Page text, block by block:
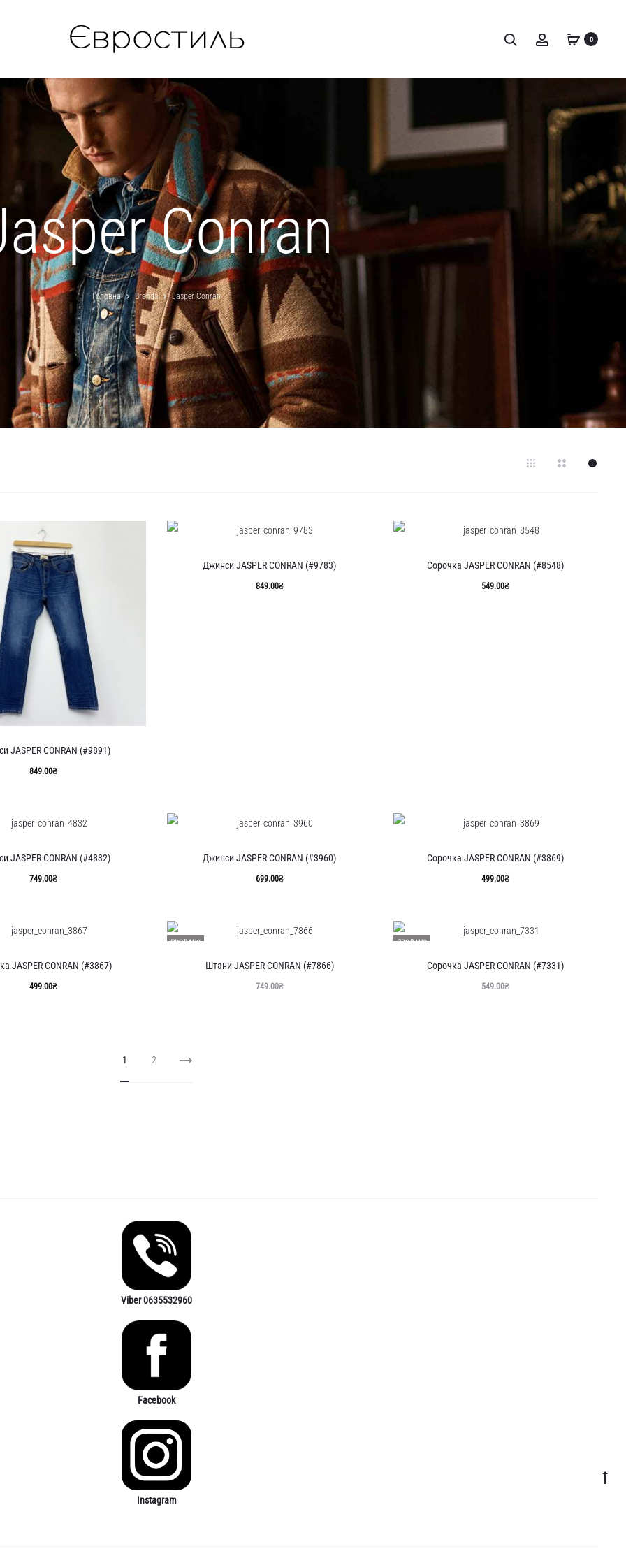
Пошук Account 0
Conran
Головна Brands Jasper Conran
JASPER CONRAN (#9891)
849.00₴
Джинси JASPER CONRAN (#9783)
849.00₴
Сорочка JASPER CONRAN (#8548)
549.00₴
JASPER CONRAN (#4832)
749.00₴
Джинси JASPER CONRAN (#3960)
699.00₴
Сорочка JASPER CONRAN (#3869)
499.00₴
JASPER CONRAN (#3867)
499.00₴
ПРОДАНО
Штани JASPER CONRAN (#7866)
749.00₴
ПРОДАНО
Сорочка JASPER CONRAN (#7331)
549.00₴
1 2
Viber 0635532960
Facebook
Instagram